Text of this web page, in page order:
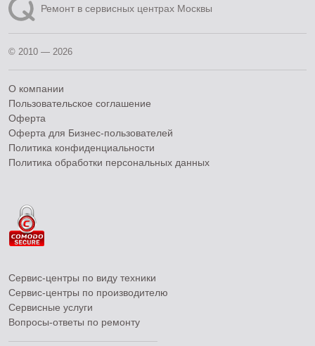
Ремонт в сервисных центрах Москвы
© 2010 — 2026
О компании
Пользовательское соглашение
Оферта
Оферта для Бизнес-пользователей
Политика конфиденциальности
Политика обработки персональных данных
Сервис-центры по виду техники
Сервис-центры по производителю
Сервисные услуги
Вопросы-ответы по ремонту